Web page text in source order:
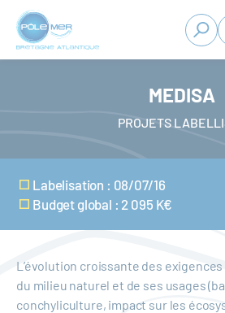
Panneau de gestion des cookies
Aller
contenu
MEDISA
PROJETS
Labelisation : 08/07/16
Budget global : 2 095 K€
L’évolution croissante des
du milieu naturel et de ses usages
conchyliculture, impact sur les